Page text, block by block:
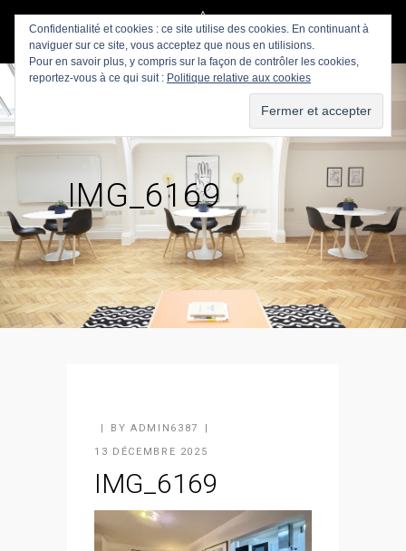
IMG_6169
BY ADMIN6387
13 DÉCEMBRE 2025
IMG_6169
Confidentialité et cookies : ce site utilise des cookies. En continuant à
naviguer sur ce site, vous acceptez que nous en utilisions.
Pour en savoir plus, y compris sur la façon de contrôler les cookies,
reportez-vous à ce qui suit : Politique relative aux cookies